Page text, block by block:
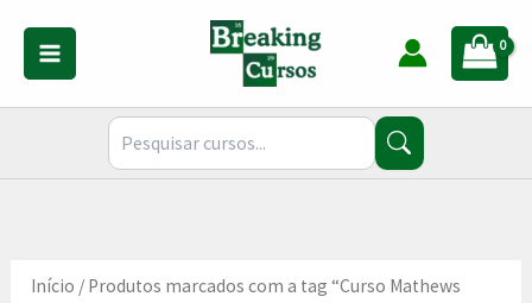
conteúdo
Início / Produtos marcados com a tag “Curso Mathews
por
popularidade